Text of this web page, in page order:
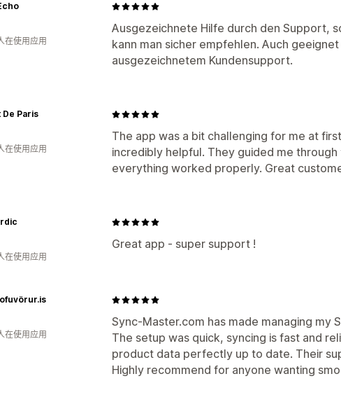
Ausgezeichnete Hilfe durch den Support,
kann man sicher empfehlen. Auch
ausgezeichnetem Kundensupport.
在使用应用
The app was a bit challenging for me at
incredibly helpful. They guided me
everything worked properly. Great
De Paris
在使用应用
Great app - super support !
在使用应用
Sync-Master.com has made managing my
The setup was quick, syncing is fast and
product data perfectly up to date. Their
Highly recommend for anyone wanting
在使用应用